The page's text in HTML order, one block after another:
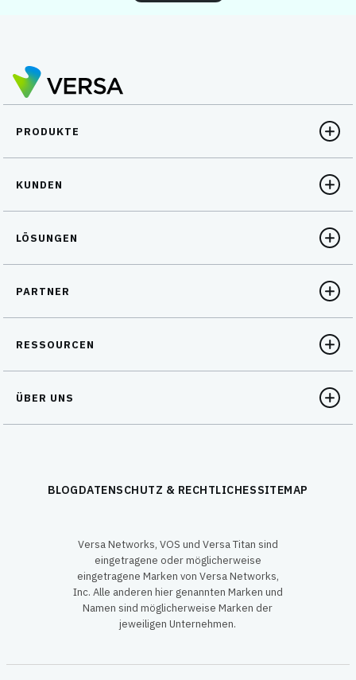
PRODUKTE
KUNDEN
LÖSUNGEN
PARTNER
RESSOURCEN
ÜBER UNS
BLOGDATENSCHUTZ & RECHTLICHESSITEMAP
Versa Networks, VOS und Versa Titan sind
eingetragene oder möglicherweise
eingetragene Marken von Versa Networks,
Inc. Alle anderen hier genannten Marken und
Namen sind möglicherweise Marken der
jeweiligen Unternehmen.